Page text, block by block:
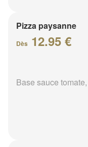
Pizza paysanne
Dès 12.95 €
Base sauce